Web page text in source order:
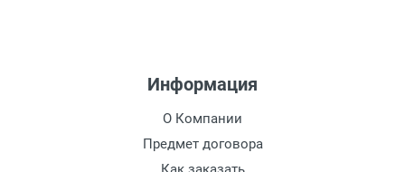
Информация
О Компании
Предмет договора